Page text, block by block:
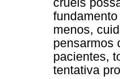
cruéis
menos,
pensarmos
pacientes,
tentativa